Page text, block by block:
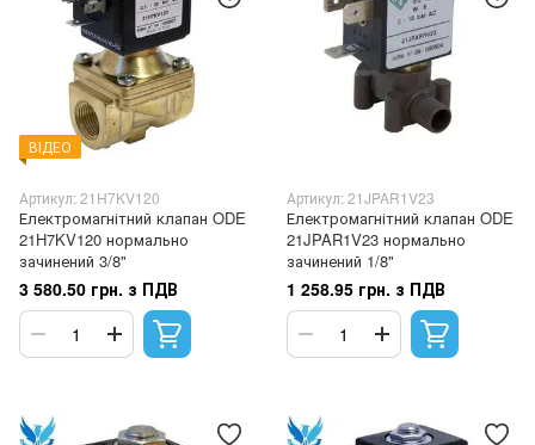
ВІДЕО
Артикул: 21H7KV120
Електромагнітний клапан ODE
21H7KV120 нормально
зачинений 3/8"
3 580.50 грн. з ПДВ
Артикул: 21JPAR1V23
Електромагнітний клапан ODE
21JPAR1V23 нормально
зачинений 1/8"
1 258.95 грн. з ПДВ